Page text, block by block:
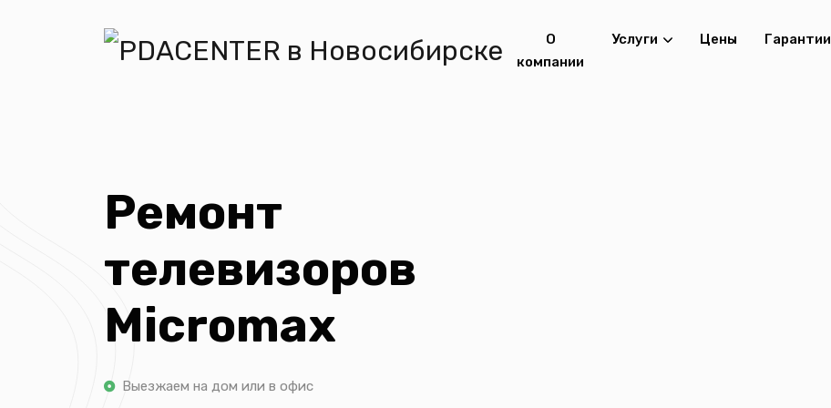
О
компании
Услуги Цены Гарантии
Ремонт
телевизоров
Micromax
Выезжаем на дом или в офис